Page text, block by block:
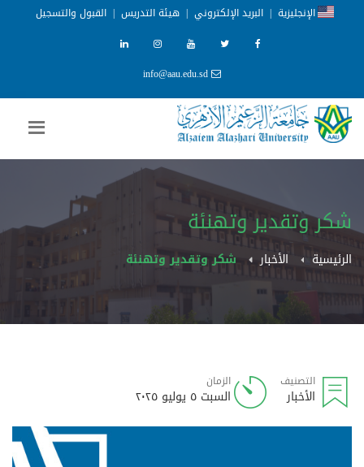
الإنجليزية | البريد الإلكتروني | هيئة التدريس | القبول والتسجيل
شكر وتقدير وتهنئة
الرئيسية الأخبار شكر وتقدير وتهنئة
التصنيف
الأخبار
الزمان
السبت ٥ يوليو ٢٠٢٥